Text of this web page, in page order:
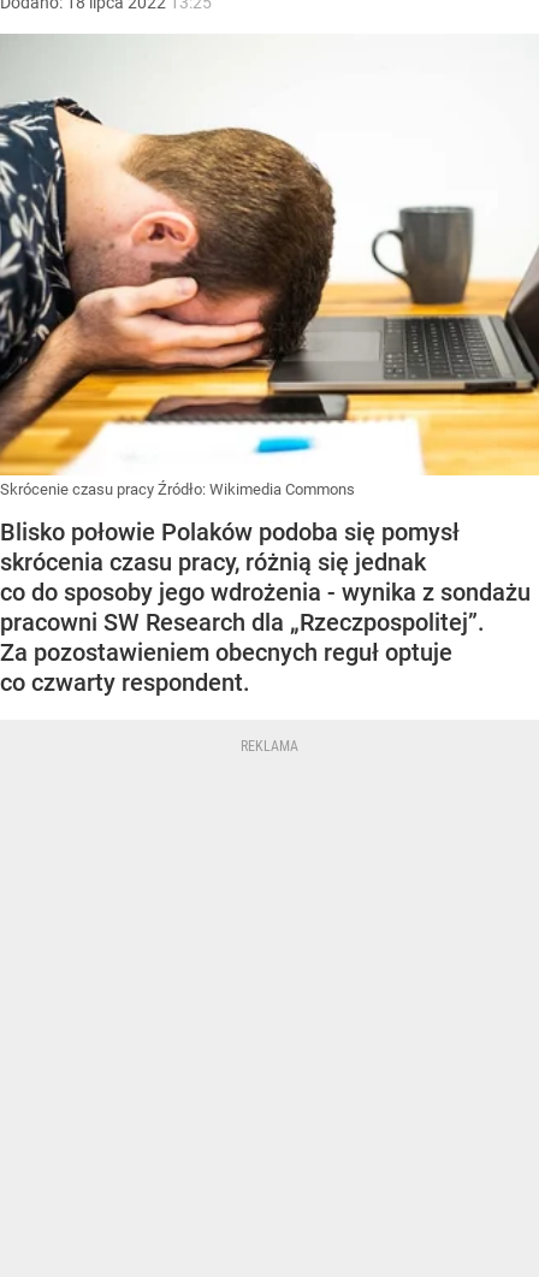
Skrócenie czasu pracy Źródło: Wikimedia Commons
Blisko połowie Polaków podoba się pomysł
skrócenia czasu pracy, różnią się jednak
co do sposoby jego wdrożenia - wynika z sondażu
pracowni SW Research dla „Rzeczpospolitej”.
Za pozostawieniem obecnych reguł optuje
co czwarty respondent.